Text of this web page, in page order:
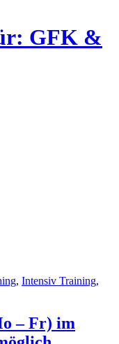
GFK &
, Intensiv Training,
– Fr) im